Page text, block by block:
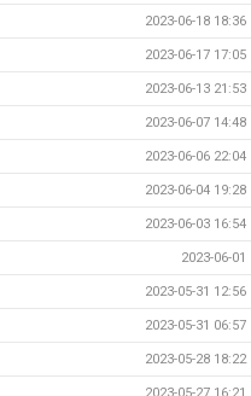
2023-06-18 18:36
2023-06-17 17:05
2023-06-13 21:53
2023-06-07 14:48
2023-06-06 22:04
2023-06-04 19:28
2023-06-03 16:54
2023-06-01
2023-05-31 12:56
2023-05-31 06:57
2023-05-28 18:22